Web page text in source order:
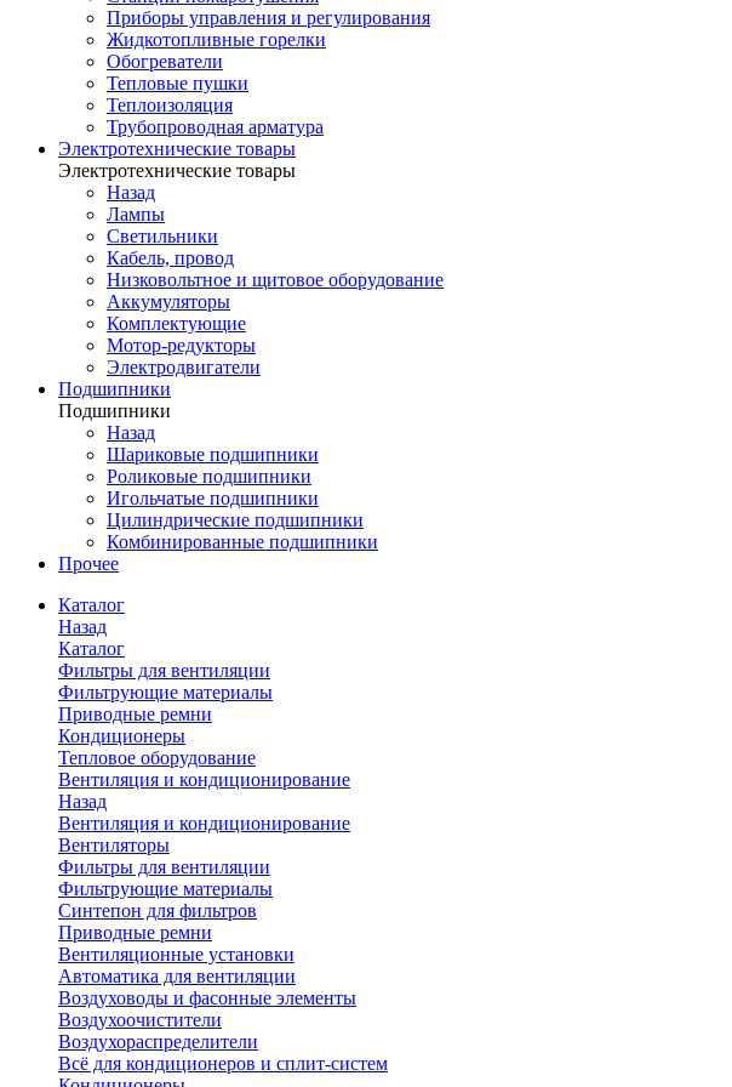
Приборы управления и регулирования
Жидкотопливные горелки
Обогреватели
Тепловые пушки
Теплоизоляция
Трубопроводная арматура
Электротехнические товары
Электротехнические товары
Назад
Лампы
Светильники
Кабель, провод
Низковольтное и щитовое оборудование
Аккумуляторы
Комплектующие
Мотор-редукторы
Электродвигатели
Подшипники
Подшипники
Назад
Шариковые подшипники
Роликовые подшипники
Игольчатые подшипники
Цилиндрические подшипники
Комбинированные подшипники
Прочее
Каталог
Назад
Каталог
Фильтры для вентиляции
Фильтрующие материалы
Приводные ремни
Кондиционеры
Тепловое оборудование
Вентиляция и кондиционирование
Назад
Вентиляция и кондиционирование
Вентиляторы
Фильтры для вентиляции
Фильтрующие материалы
Синтепон для фильтров
Приводные ремни
Вентиляционные установки
Автоматика для вентиляции
Воздуховоды и фасонные элементы
Воздухоочистители
Воздухораспределители
Всё для кондиционеров и сплит-систем